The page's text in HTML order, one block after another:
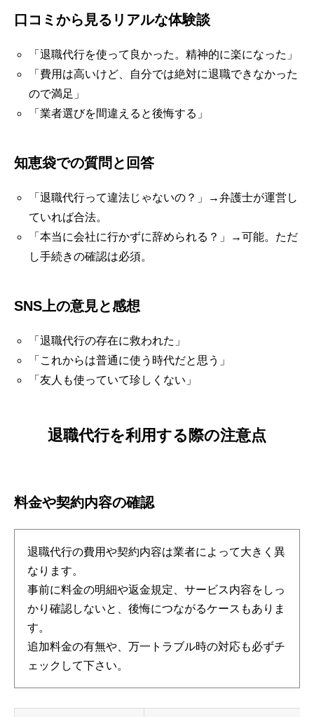
口コミから見るリアルな体験談
「退職代行を使って良かった。精神的に楽になった」
「費用は高いけど、自分では絶対に退職できなかった
ので満足」
「業者選びを間違えると後悔する」
知恵袋での質問と回答
「退職代行って違法じゃないの？」→弁護士が運営し
ていれば合法。
「本当に会社に行かずに辞められる？」→可能。ただ
し手続きの確認は必須。
SNS上の意見と感想
「退職代行の存在に救われた」
「これからは普通に使う時代だと思う」
「友人も使っていて珍しくない」
退職代行を利用する際の注意点
料金や契約内容の確認
退職代行の費用や契約内容は業者によって大きく異
なります。
事前に料金の明細や返金規定、サービス内容をしっ
かり確認しないと、後悔につながるケースもありま
す。
追加料金の有無や、万一トラブル時の対応も必ずチ
ェックして下さい。